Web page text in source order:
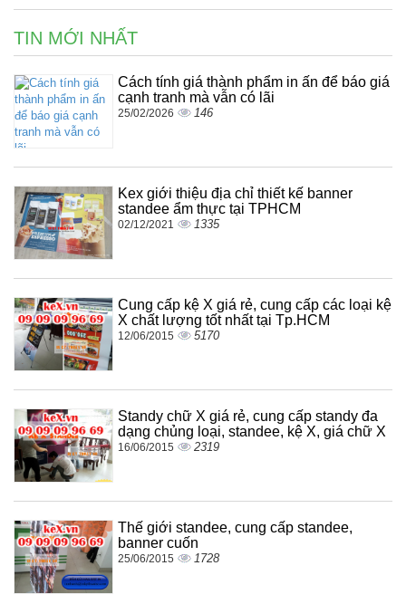
TIN MỚI NHẤT
Cách tính giá thành phẩm in ấn để báo giá
cạnh tranh mà vẫn có lãi
25/02/2026 146
Kex giới thiệu địa chỉ thiết kế banner
standee ẩm thực tại TPHCM
02/12/2021 1335
Cung cấp kệ X giá rẻ, cung cấp các loại kệ
X chất lượng tốt nhất tại Tp.HCM
12/06/2015 5170
Standy chữ X giá rẻ, cung cấp standy đa
dạng chủng loại, standee, kệ X, giá chữ X
16/06/2015 2319
Thế giới standee, cung cấp standee,
banner cuốn
25/06/2015 1728